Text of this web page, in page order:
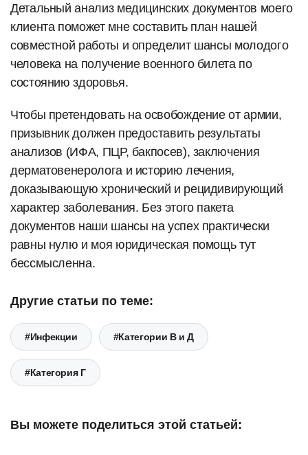
Детальный анализ медицинских документов моего
клиента поможет мне составить план нашей
совместной работы и определит шансы молодого
человека на получение военного билета по
состоянию здоровья.
Чтобы претендовать на освобождение от армии,
призывник должен предоставить результаты
анализов (ИФА, ПЦР, бакпосев), заключения
дерматовенеролога и историю лечения,
доказывающую хронический и рецидивирующий
характер заболевания. Без этого пакета
документов наши шансы на успех практически
равны нулю и моя юридическая помощь тут
бессмысленна.
Другие статьи по теме:
#Инфекции #Категории В и Д
#Категория Г
Вы можете поделиться этой статьей: